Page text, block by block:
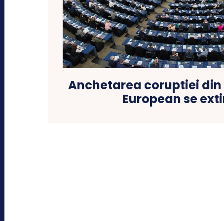
Anchetarea coruptiei
European se